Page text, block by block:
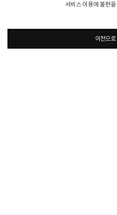
서비스 이용에 불편
이전으로